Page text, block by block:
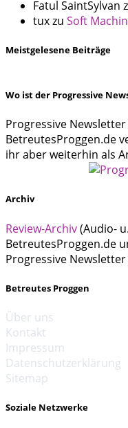
Fatul SaintSylvan
tuxzu Soft
Meistgelesene Beiträge
Wo ist der Progressive
Progressive
BetreutesProggen.de
ihr aber weiterhin als
Archiv
Review-Archiv(Audio-
BetreutesProggen.de
Progressive Newsletter
Betreutes Proggen
Über uns
Kontakt
Impressum
Datenschutzerklärung
Sitemap
Soziale Netzwerke